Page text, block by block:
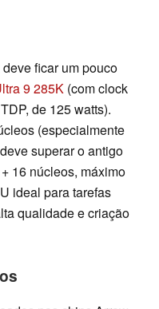
ficar um pouco
9 285K (com clock
de 125 watts).
(especialmente
superar o antigo
16 núcleos, máximo
ideal para tarefas
qualidade e criação